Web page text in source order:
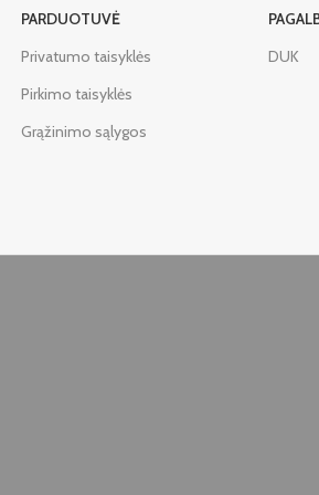
PARDUOTUVĖ
Privatumo taisyklės
Pirkimo taisyklės
Grąžinimo sąlygos
DUK